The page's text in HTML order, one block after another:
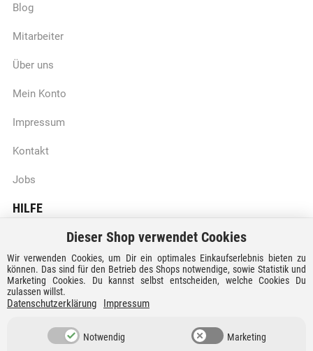
Blog
Mitarbeiter
Über uns
Mein Konto
Impressum
Kontakt
Jobs
HILFE
Batteriegesetzhinweise
Vertrag widerrufen
Versandkosten und Lieferzeiten
Zahlungsarten
Dieser Shop verwendet Cookies
Wir verwenden Cookies, um Dir ein optimales Einkaufserlebnis bieten zu
können. Das sind für den Betrieb des Shops notwendige, sowie Statistik und
Marketing Cookies. Du kannst selbst entscheiden, welche Cookies Du
zulassen willst.
Datenschutzerklärung Impressum
Notwendig Marketing